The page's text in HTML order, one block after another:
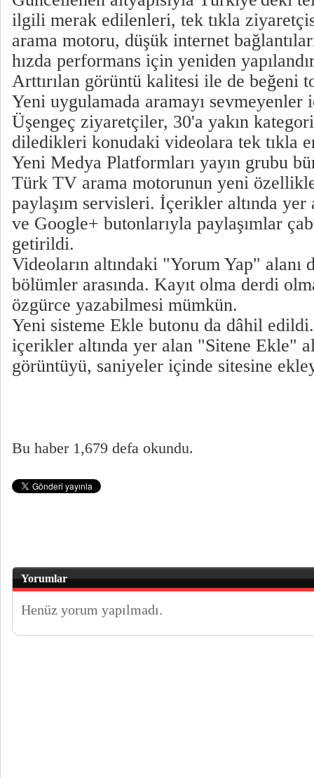
ilgili merak edilenleri, tek tıkla
arama motoru, düşük internet
hızda performans için yeniden
Arttırılan görüntü kalitesi ile de beğeni
Yeni uygulamada aramayı
Üşengeç ziyaretçiler, 30'a yakın kategori
diledikleri konudaki videolara tek tıkla
Yeni Medya Platformları yayın grubu
Türk TV arama motorunun yeni
paylaşım servisleri. İçerikler altında
ve Google+ butonlarıyla paylaşımlar
getirildi.
Videoların altındaki "Yorum Yap" alanı
bölümler arasında. Kayıt olma derdi
özgürce yazabilmesi mümkün.
Yeni sisteme Ekle butonu da dâhil
içerikler altında yer alan "Sitene Ekle"
görüntüyü, saniyeler içinde sitesine
Bu haber 1,679 defa okundu.
Yorumlar
Henüz yorum yapılmadı.